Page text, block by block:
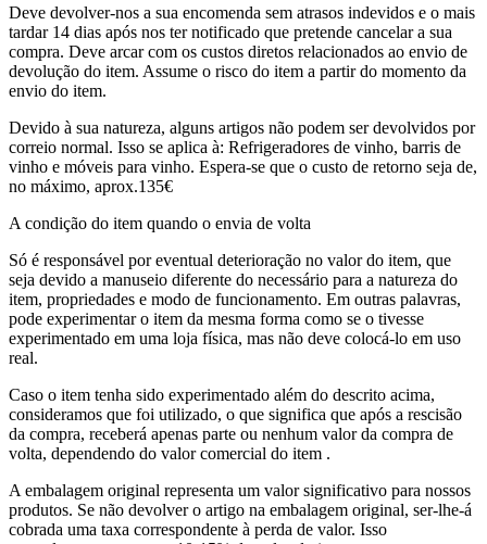
Deve devolver-nos a sua encomenda sem atrasos indevidos e o mais
tardar 14 dias após nos ter notificado que pretende cancelar a sua
compra. Deve arcar com os custos diretos relacionados ao envio de
devolução do item. Assume o risco do item a partir do momento da
envio do item.
Devido à sua natureza, alguns artigos não podem ser devolvidos por
correio normal. Isso se aplica à: Refrigeradores de vinho, barris de
vinho e móveis para vinho. Espera-se que o custo de retorno seja de,
no máximo, aprox.135€
A condição do item quando o envia de volta
Só é responsável por eventual deterioração no valor do item, que
seja devido a manuseio diferente do necessário para a natureza do
item, propriedades e modo de funcionamento. Em outras palavras,
pode experimentar o item da mesma forma como se o tivesse
experimentado em uma loja física, mas não deve colocá-lo em uso
real.
Caso o item tenha sido experimentado além do descrito acima,
consideramos que foi utilizado, o que significa que após a rescisão
da compra, receberá apenas parte ou nenhum valor da compra de
volta, dependendo do valor comercial do item .
A embalagem original representa um valor significativo para nossos
produtos. Se não devolver o artigo na embalagem original, ser-lhe-á
cobrada uma taxa correspondente à perda de valor. Isso